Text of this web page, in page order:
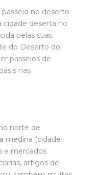
passeio no deserto
cidade deserta no
pelas suas
do Deserto do
passeios de
nas
norte de
medina (cidade
e mercados
artigos de